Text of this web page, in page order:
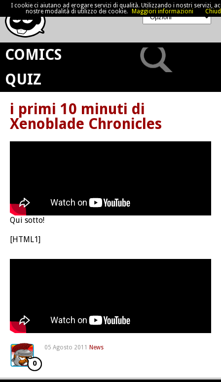
COMICS
QUIZ
i primi 10 minuti di
Xenoblade Chronicles
Qui sotto!
[HTML1]
05 Agosto 2011 News
0
I cookie ci aiutano ad erogare servizi di qualità. Utilizzando i nostri servizi,
nostre modalità di utilizzo dei cookie.
Maggiori informazioni